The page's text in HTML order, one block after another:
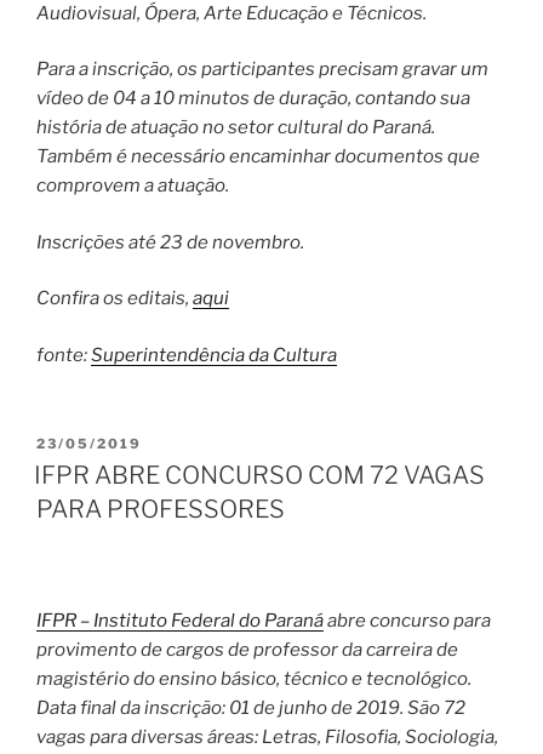
Audiovisual, Ópera, Arte Educação e Técnicos.
Para a inscrição, os participantes precisam gravar um
vídeo de 04 a 10 minutos de duração, contando sua
história de atuação no setor cultural do Paraná.
Também é necessário encaminhar documentos que
comprovem a atuação.
Inscrições até 23 de novembro.
Confira os editais, aqui
fonte:Superintendência da Cultura
PUBLICADO
EM
23/05/2019
IFPR ABRE CONCURSO COM 72 VAGAS
PARA PROFESSORES
IFPR – Instituto Federal do Paranáabre concurso para
provimento de cargos de professor da carreira de
magistério do ensino básico, técnico e tecnológico.
Data final da inscrição: 01 de junho de 2019. São 72
vagas para diversas áreas: Letras, Filosofia, Sociologia,